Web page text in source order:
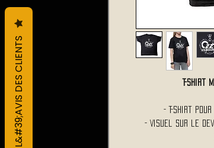
T-Shirt
- T-Shirt
- Visuel sur le
L&#39;AVIS DES CLIENTS